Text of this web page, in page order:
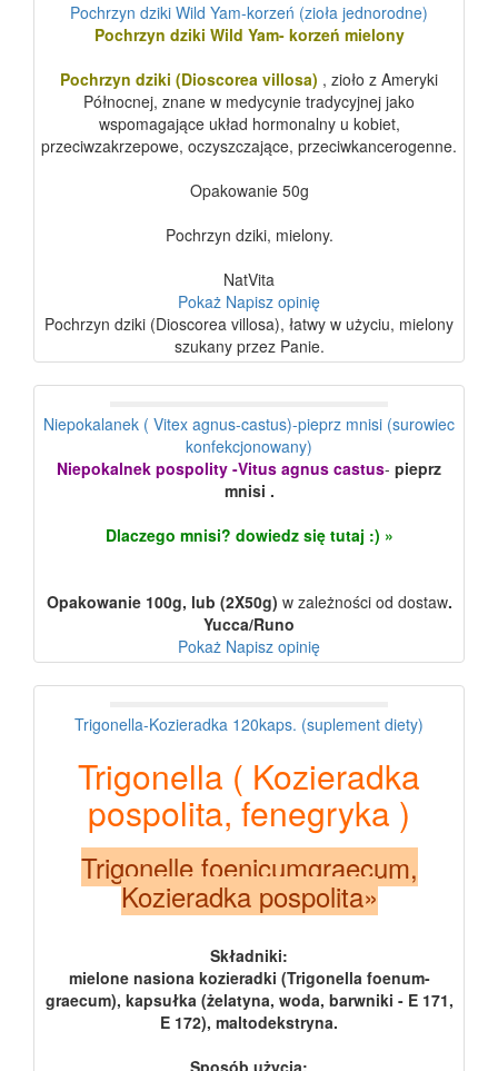
Pochrzyn dziki Wild Yam-korzeń (zioła jednorodne)
Pochrzyn dziki Wild Yam- korzeń mielony
Pochrzyn dziki (Dioscorea villosa) , zioło z Ameryki
Północnej, znane w medycynie tradycyjnej jako
wspomagające układ hormonalny u kobiet,
przeciwzakrzepowe, oczyszczające, przeciwkancerogenne.
Opakowanie 50g
Pochrzyn dziki, mielony.
NatVita
Pokaż Napisz opinię
Pochrzyn dziki (Dioscorea villosa), łatwy w użyciu, mielony
szukany przez Panie.
Niepokalanek ( Vitex agnus-castus)-pieprz mnisi (surowiec
konfekcjonowany)
Niepokalnek pospolity -Vitus agnus castus- pieprz
mnisi .
Dlaczego mnisi? dowiedz się tutaj :) »
Opakowanie 100g, lub (2X50g) w zależności od dostaw.
Yucca/Runo
Pokaż Napisz opinię
Trigonella-Kozieradka 120kaps. (suplement diety)
Trigonella ( Kozieradka
pospolita, fenegryka )
Trigonelle foenicumgraecum,
Kozieradka pospolita»
Składniki:
mielone nasiona kozieradki (Trigonella foenum-
graecum), kapsułka (żelatyna, woda, barwniki - E 171,
E 172), maltodekstryna.
Sposób użycia: